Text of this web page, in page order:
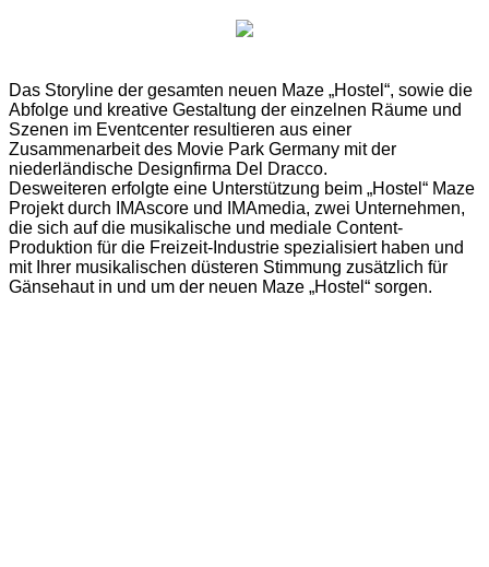
Das Storyline der gesamten neuen Maze „Hostel“, sowie die
Abfolge und kreative Gestaltung der einzelnen Räume und
Szenen im Eventcenter resultieren aus einer
Zusammenarbeit des Movie Park Germany mit der
niederländische Designfirma Del Dracco.
Desweiteren erfolgte eine Unterstützung beim „Hostel“ Maze
Projekt durch IMAscore und IMAmedia, zwei Unternehmen,
die sich auf die musikalische und mediale Content-
Produktion für die Freizeit-Industrie spezialisiert haben und
mit Ihrer musikalischen düsteren Stimmung zusätzlich für
Gänsehaut in und um der neuen Maze „Hostel“ sorgen.